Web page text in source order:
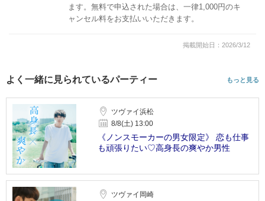
ます。無料で申込された場合は、一律1,000円のキ
ャンセル料をお支払いいただきます。
掲載開始日：2026/3/12
よく一緒に見られているパーティー もっと見る
ツヴァイ浜松
8/8(土) 13:00
《ノンスモーカーの男女限定》 恋も仕事
も頑張りたい♡高身長の爽やか男性
ツヴァイ岡崎